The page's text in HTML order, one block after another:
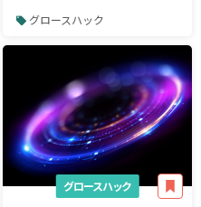
予測グロースハック
グロースハック